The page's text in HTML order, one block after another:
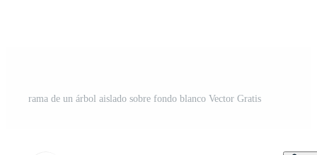
rama de un árbol aislado sobre fondo blanco Vector Gratis